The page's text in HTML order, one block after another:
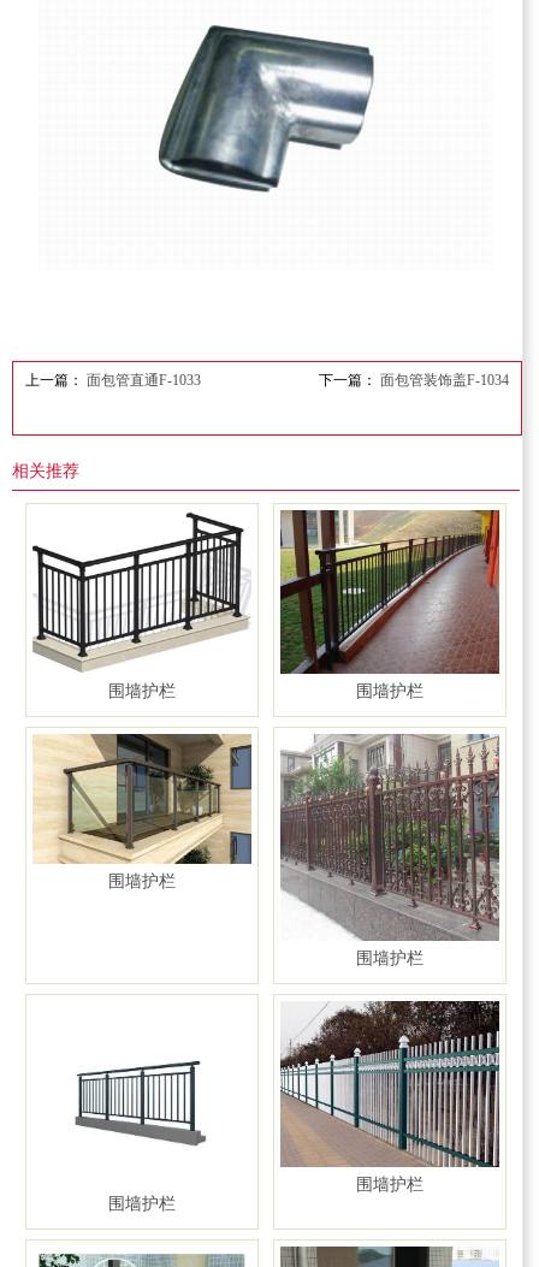
上一篇：面包管直通F-1033 下一篇： 面包管装饰盖F-1034
相关推荐
围墙护栏 围墙护栏
围墙护栏
围墙护栏
围墙护栏
围墙护栏